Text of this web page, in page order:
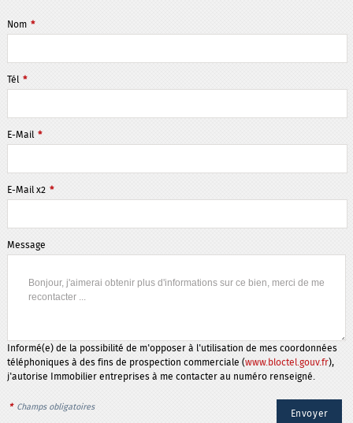
Nom *
Tél *
E-Mail *
E-Mail x2 *
Message
Informé(e) de la possibilité de m'opposer à l'utilisation de mes coordonnées
téléphoniques à des fins de prospection commerciale (www.bloctel.gouv.fr),
j'autorise Immobilier entreprises à me contacter au numéro renseigné.
* Champs obligatoires